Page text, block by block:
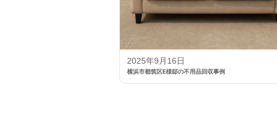
2025年9月16日
横浜市都筑区E様邸の不用品回収事例